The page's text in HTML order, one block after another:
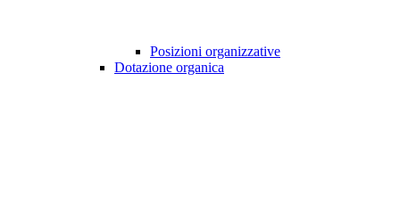
Posizioni organizzative
Dotazione organica